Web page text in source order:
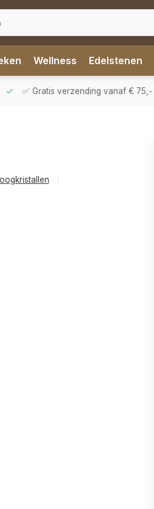
Wellness Edelstenen
✅ Gratis verzending vanaf € 75,-